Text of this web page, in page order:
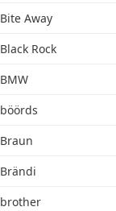
Bite Away
Black Rock
BMW
böörds
Braun
Brändi
brother